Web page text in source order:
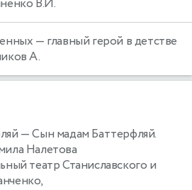
— главный герой в детстве
А.
— Сын мадам Баттерфляй.
Налетова
театр Станиславского и